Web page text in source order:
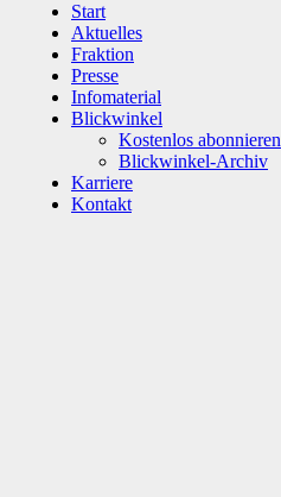
Start
Aktuelles
Fraktion
Presse
Infomaterial
Blickwinkel
Kostenlos abonnieren
Blickwinkel-Archiv
Karriere
Kontakt